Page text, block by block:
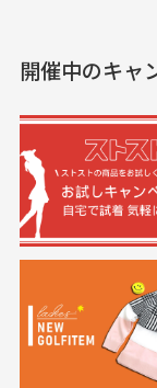
満足です。
30代
高価なブル
送料はい
何点ご購
いておりま
また5,000
※必ず１つ
ご注文下
定休日は
実寸サイズに
一点一点手作
差が生じる場
においについ
ユーズド商
すが、におい
り、柔軟剤
開催中のキャ